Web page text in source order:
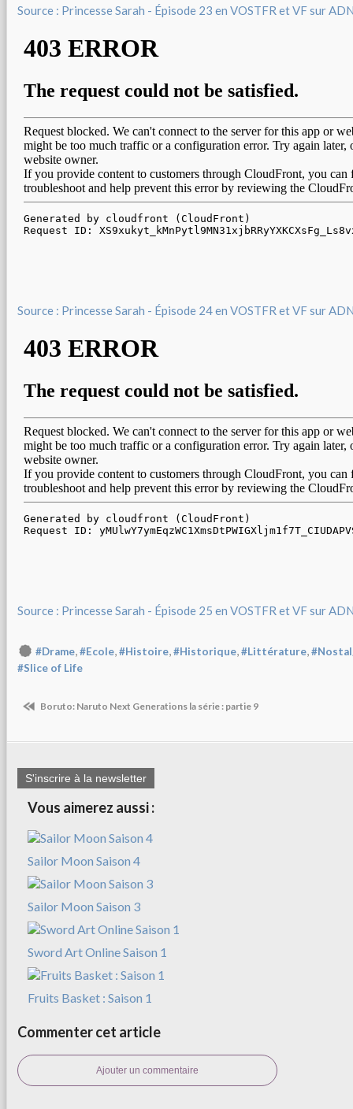
Source : Princesse Sarah - Épisode 23 en VOSTFR et VF sur
Source : Princesse Sarah - Épisode 24 en VOSTFR et VF sur
Source : Princesse Sarah - Épisode 25 en VOSTFR et VF sur
#Drame,#Ecole,#Histoire,#Historique,#Littérature,
#Slice of Life
Boruto: Naruto Next Generations la série : partie 9
S'inscrire à la newsletter
Vous aimerez aussi :
Sailor Moon Saison 4
Sailor Moon Saison 3
Sword Art Online Saison 1
Fruits Basket : Saison 1
Commenter cet article
Ajouter un commentaire